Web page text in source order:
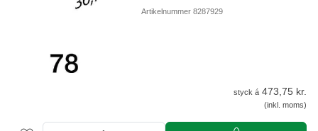
Artikelnummer 8287929
styck á 473,75 kr.
(inkl. moms)